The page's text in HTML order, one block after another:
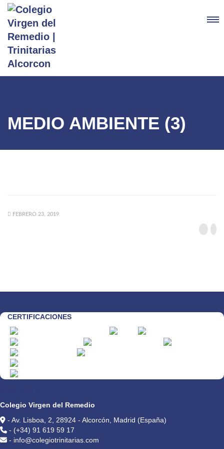
MEDIO AMBIENTE (3)
FEBRERO 23, 2019
CERTIFICACIONES
Colegio Virgen del Remedio
- Av. Lisboa, 2, 28924 - Alcorcón, Madrid (España)
- (+34) 91 619 59 17
- info@colegiotrinitarias.com